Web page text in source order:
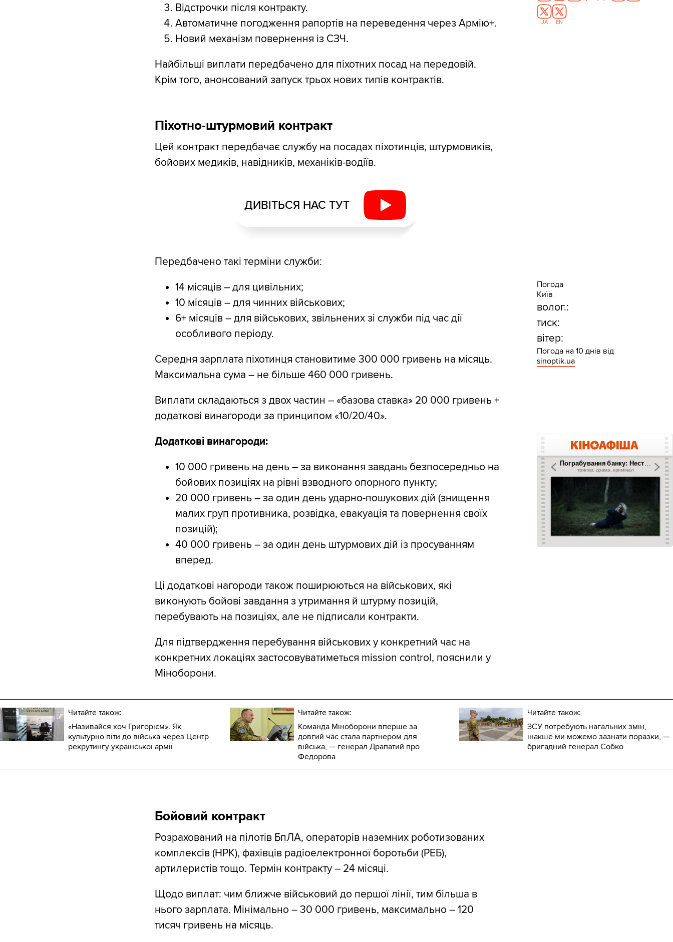
Відстрочки після контракту.
Автоматичне погодження рапортів на переведення через Армію+.
Новий механізм повернення із СЗЧ.
Найбільші виплати передбачено для піхотних посад на передовій.
Крім того, анонсований запуск трьох нових типів контрактів.
Піхотно-штурмовий контракт
Цей контракт передбачає службу на посадах піхотинців, штурмовиків,
бойових медиків, навідників, механіків-водіїв.
ДИВІТЬСЯ НАС ТУТ
Передбачено такі терміни служби:
14 місяців – для цивільних;
10 місяців – для чинних військових;
6+ місяців – для військових, звільнених зі служби під час дії
особливого періоду.
Середня зарплата піхотинця становитиме 300 000 гривень на місяць.
Максимальна сума – не більше 460 000 гривень.
Виплати складаються з двох частин – «базова ставка» 20 000 гривень +
додаткові винагороди за принципом «10/20/40».
Додаткові винагороди:
10 000 гривень на день – за виконання завдань безпосередньо на
бойових позиціях на рівні взводного опорного пункту;
20 000 гривень – за один день ударно-пошукових дій (знищення
малих груп противника, розвідка, евакуація та повернення своїх
позицій);
40 000 гривень – за один день штурмових дій із просуванням
вперед.
Ці додаткові нагороди також поширюються на військових, які
виконують бойові завдання з утримання й штурму позицій,
перебувають на позиціях, але не підписали контракти.
Для підтвердження перебування військових у конкретний час на
конкретних локаціях застосовуватиметься mission control, пояснили у
Міноборони.
Читайте також:
«Називайся хоч Григорієм». Як
культурно піти до війська через Центр
рекрутингу української армії
Читайте також:
Команда Міноборони вперше за
довгий час стала партнером для
війська, — генерал Драпатий про
Федорова
Читайте також:
ЗСУ потребують нагальних змін,
інакше ми можемо зазнати поразки, —
бригадний генерал Собко
Бойовий контракт
Розрахований на пілотів БпЛА, операторів наземних роботизованих
комплексів (НРК), фахівців радіоелектронної боротьби (РЕБ),
артилеристів тощо. Термін контракту – 24 місяці.
Щодо виплат: чим ближче військовий до першої лінії, тим більша в
нього зарплата. Мінімально – 30 000 гривень, максимально – 120
тисяч гривень на місяць.
UA EN
Погода
Київ
волог.:
тиск:
вітер:
Погода на 10 днів від
sinoptik.ua